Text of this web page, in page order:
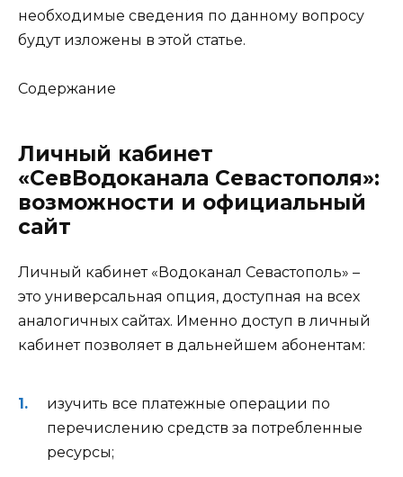
необходимые сведения по данному вопросу
будут изложены в этой статье.
Содержание
Личный кабинет
«СевВодоканала Севастополя»:
возможности и официальный
сайт
Личный кабинет «Водоканал Севастополь» –
это универсальная опция, доступная на всех
аналогичных сайтах. Именно доступ в личный
кабинет позволяет в дальнейшем абонентам:
изучить все платежные операции по
перечислению средств за потребленные
ресурсы;